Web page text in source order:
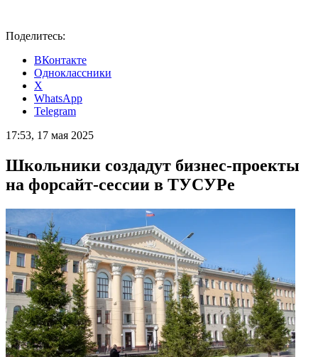
Поделитесь:
ВКонтакте
Одноклассники
X
WhatsApp
Telegram
17:53, 17 мая 2025
Школьники создадут бизнес-проекты
на форсайт-сессии в ТУСУРе